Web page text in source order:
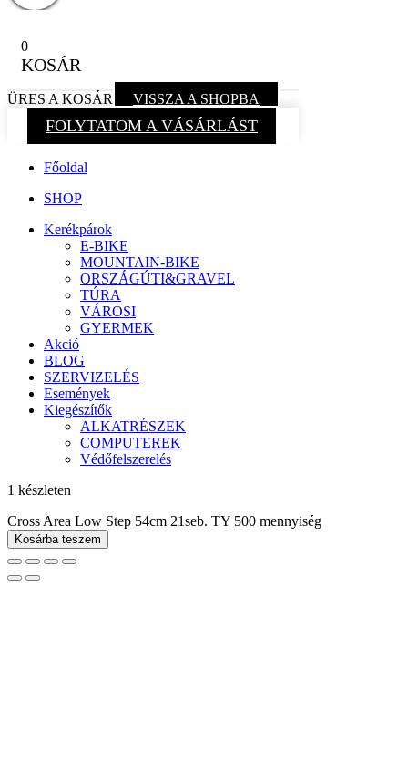
0
KOSÁR
ÜRES A KOSÁR VISSZA A SHOPBA
FOLYTATOM A VÁSÁRLÁST
Főoldal
SHOP
Kerékpárok
E-BIKE
MOUNTAIN-BIKE
ORSZÁGÚTI&GRAVEL
TÚRA
VÁROSI
GYERMEK
Akció
BLOG
SZERVIZELÉS
Események
Kiegészítők
ALKATRÉSZEK
COMPUTEREK
Védőfelszerelés
1 készleten
Cross Area Low Step 54cm 21seb. TY 500 mennyiség
Kosárba teszem